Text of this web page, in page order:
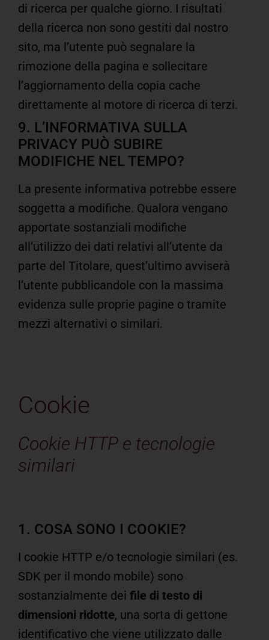
di ricerca per qualche giorno. I risultati
della ricerca non sono gestiti dal nostro
sito, ma l’utente può segnalare la
rimozione della pagina e sollecitare
l’aggiornamento della copia cache
direttamente al motore di ricerca di terzi.
9. L’INFORMATIVA SULLA
PRIVACY PUÒ SUBIRE
MODIFICHE NEL TEMPO?
La presente informativa potrebbe essere
soggetta a modifiche. Qualora vengano
apportate sostanziali modifiche
all’utilizzo dei dati relativi all’utente da
parte del Titolare, quest’ultimo avviserà
l’utente pubblicandole con la massima
evidenza sulle proprie pagine o tramite
mezzi alternativi o similari.
Cookie
Cookie HTTP e tecnologie
similari
1. COSA SONO I COOKIE?
I cookie HTTP e/o tecnologie similari (es.
SDK per il mondo mobile) sono
sostanzialmente dei file di testo di
dimensioni ridotte, una sorta di gettone
identificativo che viene utilizzato dalle